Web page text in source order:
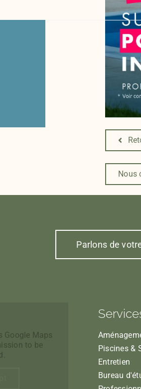
Nous
Parlons de
Google Maps
to be
Piscines &
Entretien
Bureau